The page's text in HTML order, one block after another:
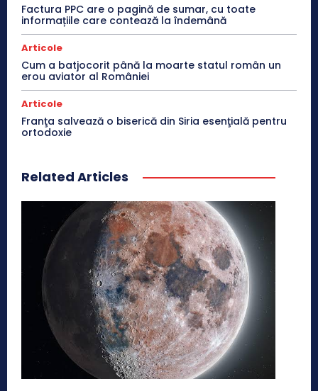
Factura PPC are o pagină de sumar, cu toate
informațiile care contează la îndemână
Articole
Cum a batjocorit până la moarte statul român un
erou aviator al României
Articole
Franţa salvează o biserică din Siria esenţială pentru
ortodoxie
Related Articles